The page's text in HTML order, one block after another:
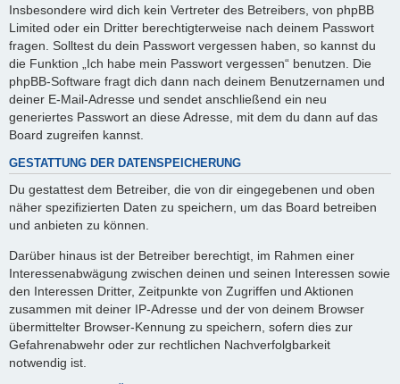
Insbesondere wird dich kein Vertreter des Betreibers, von phpBB
Limited oder ein Dritter berechtigterweise nach deinem Passwort
fragen. Solltest du dein Passwort vergessen haben, so kannst du
die Funktion „Ich habe mein Passwort vergessen“ benutzen. Die
phpBB-Software fragt dich dann nach deinem Benutzernamen und
deiner E-Mail-Adresse und sendet anschließend ein neu
generiertes Passwort an diese Adresse, mit dem du dann auf das
Board zugreifen kannst.
GESTATTUNG DER DATENSPEICHERUNG
Du gestattest dem Betreiber, die von dir eingegebenen und oben
näher spezifizierten Daten zu speichern, um das Board betreiben
und anbieten zu können.
Darüber hinaus ist der Betreiber berechtigt, im Rahmen einer
Interessenabwägung zwischen deinen und seinen Interessen sowie
den Interessen Dritter, Zeitpunkte von Zugriffen und Aktionen
zusammen mit deiner IP-Adresse und der von deinem Browser
übermittelter Browser-Kennung zu speichern, sofern dies zur
Gefahrenabwehr oder zur rechtlichen Nachverfolgbarkeit
notwendig ist.